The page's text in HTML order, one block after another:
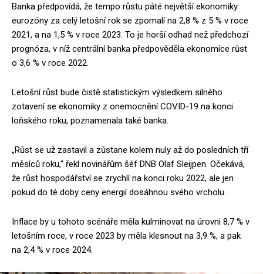
Banka předpovídá, že tempo růstu páté největší ekonomiky
eurozóny za celý letošní rok se zpomalí na 2,8 % z 5 % v roce
2021, a na 1,5 % v roce 2023. To je horší odhad než předchozí
prognóza, v níž centrální banka předpověděla ekonomice růst
o 3,6 % v roce 2022.
Letošní růst bude čistě statistickým výsledkem silného
zotavení se ekonomiky z onemocnění COVID-19 na konci
loňského roku, poznamenala také banka.
„Růst se už zastavil a zůstane kolem nuly až do posledních tří
měsíců roku,“ řekl novinářům šéf DNB Olaf Sleijpen. Očekává,
že růst hospodářství se zrychlí na konci roku 2022, ale jen
pokud do té doby ceny energií dosáhnou svého vrcholu.
Inflace by u tohoto scénáře měla kulminovat na úrovni 8,7 % v
letošním roce, v roce 2023 by měla klesnout na 3,9 %, a pak
na 2,4 % v roce 2024.